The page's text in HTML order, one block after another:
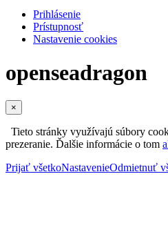
Prihlásenie
Prístupnosť
Nastavenie cookies
openseadragon
×
Tieto stránky využívajú súbory
prezeranie. Ďalšie informácie o tom
Prijať všetkoNastavenieOdmietnuť